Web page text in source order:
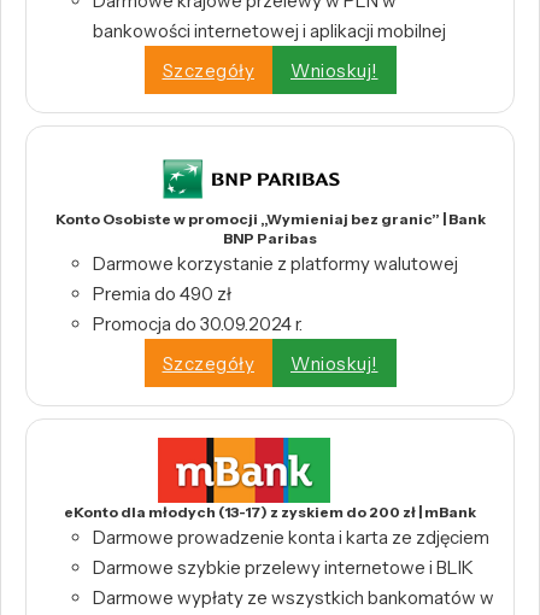
bankowości internetowej i aplikacji mobilnej
Szczegóły
Wnioskuj!
Konto Osobiste w promocji „Wymieniaj bez granic” | Bank
BNP Paribas
Darmowe korzystanie z platformy walutowej
Premia do 490 zł
Promocja do 30.09.2024 r.
Szczegóły
Wnioskuj!
eKonto dla młodych (13-17) z zyskiem do 200 zł | mBank
Darmowe prowadzenie konta i karta ze zdjęciem
Darmowe szybkie przelewy internetowe i BLIK
Darmowe wypłaty ze wszystkich bankomatów w